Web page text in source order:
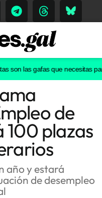
las gafas que necesitas para
de
plazas
año y estará
de desempleo